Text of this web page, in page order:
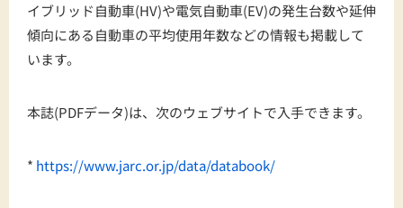
イブリッド自動車(HV)や電気自動車(EV)の発生台数や延伸
傾向にある自動車の平均使用年数などの情報も掲載して
います。
本誌(PDFデータ)は、次のウェブサイトで入手できます。
* https://www.jarc.or.jp/data/databook/